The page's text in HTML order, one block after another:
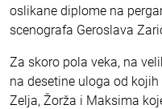
oslikane diplome na
scenografa Geroslava
Za skoro pola veka, na
na desetine uloga od
Zelja, Žorža i Maksima